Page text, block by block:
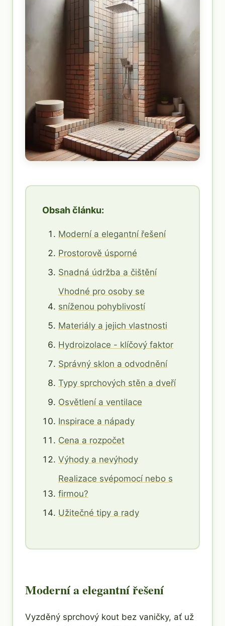
Obsah článku:
Moderní a elegantní řešení
Prostorově úsporné
Snadná údržba a čištění
Vhodné pro osoby se
sníženou pohyblivostí
Materiály a jejich vlastnosti
Hydroizolace - klíčový faktor
Správný sklon a odvodnění
Typy sprchových stěn a dveří
Osvětlení a ventilace
Inspirace a nápady
Cena a rozpočet
Výhody a nevýhody
Realizace svépomocí nebo s
firmou?
Užitečné tipy a rady
Moderní a elegantní řešení
Vyzděný sprchový kout bez vaničky, ať už